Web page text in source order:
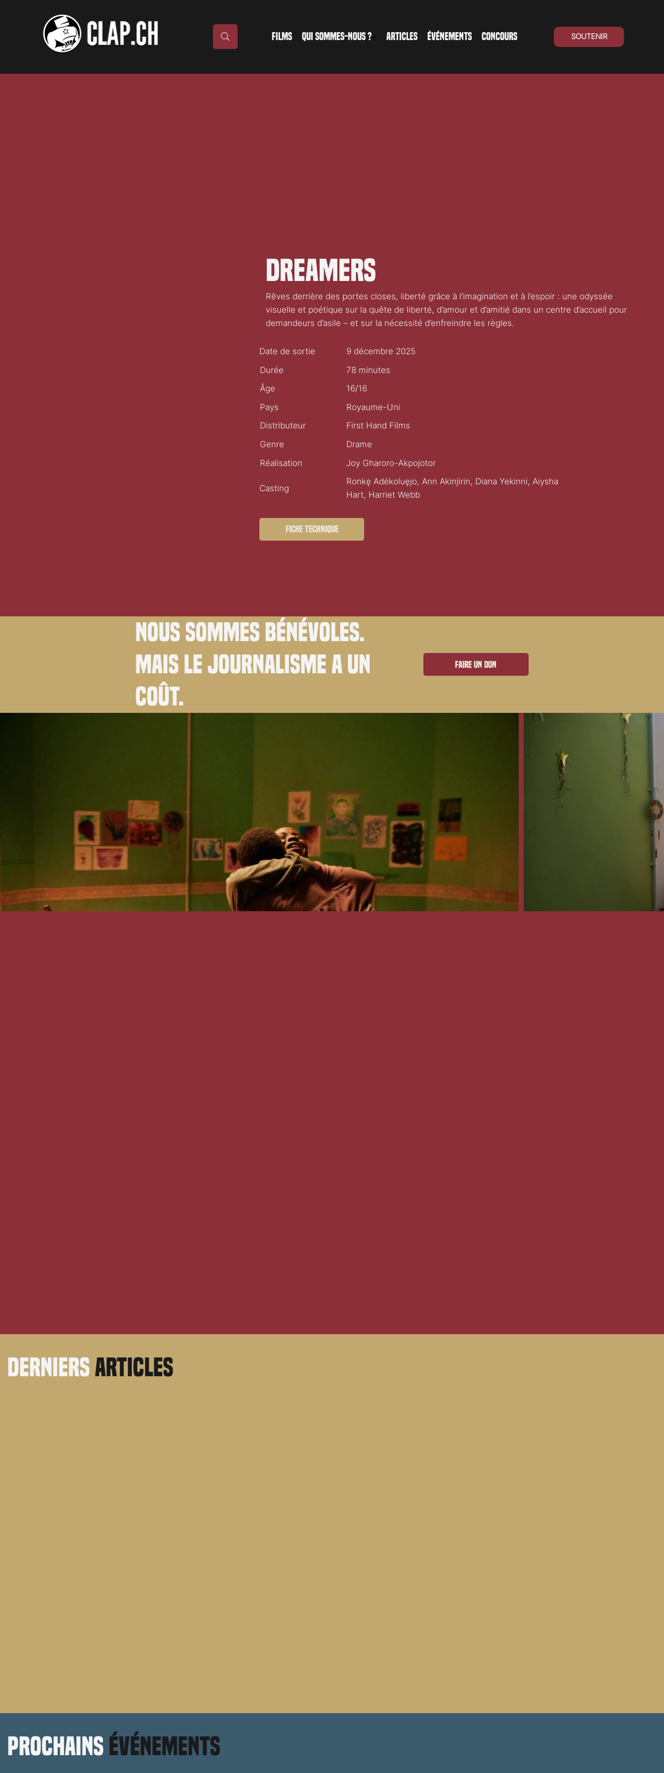
FILMS QUI SOMMES-NOUS ? ARTICLES ÉVÉNEMENTS CONCOURS SOUTENIR
Dreamers
Rêves derrière des portes closes, liberté grâce à l’imagination et à l’espoir : une odyssée
visuelle et poétique sur la quête de liberté, d’amour et d’amitié dans un centre d’accueil pour
demandeurs d’asile – et sur la nécessité d’enfreindre les règles.
Date de sortie
9 décembre 2025
Durée
78 minutes
Âge
16/16
Pays
Royaume-Uni
Distributeur
First Hand Films
Genre
Drame
Réalisation
Joy Gharoro-Akpojotor
Casting
Ronkę Adékoluęjo, Ann Akinjirin, Diana Yekinni, Aiysha
Hart, Harriet Webb
Fiche technique
Nous sommes bénévoles.
Mais le journalisme a un
coût.
Faire un don
derniersarticles
prochains événements